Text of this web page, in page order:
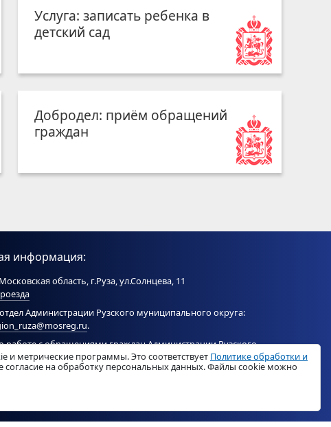
Услуга: записать ребенка в
детский сад
Добродел: приём обращений
граждан
информация:
область, г.Руза, ул.Солнцева, 11
Администрации Рузского муниципального округа:
.
работе с обращениями граждан Администрации Рузского
округа: ruza_og_argo@mosreg.ru.
и метрические программы. Это соответствует Политике обработки и
согласие на обработку персональных данных. Файлы cookie можно